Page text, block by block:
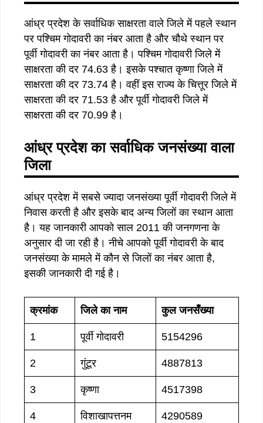
आंध्र प्रदेश के सर्वाधिक साक्षरता वाले जिले में पहले स्थान
पर पश्चिम गोदावरी का नंबर आता है और चौथे स्थान पर
पूर्वी गोदावरी का नंबर आता है। पश्चिम गोदावरी जिले में
साक्षरता की दर 74.63 है। इसके पश्चात कृष्णा जिले में
साक्षरता की दर 73.74 है। वहीं इस राज्य के चित्तूर जिले में
साक्षरता की दर 71.53 है और पूर्वी गोदावरी जिले में
साक्षरता की दर 70.99 है।
आंध्र प्रदेश का सर्वाधिक जनसंख्या वाला
जिला
आंध्र प्रदेश में सबसे ज्यादा जनसंख्या पूर्वी गोदावरी जिले में
निवास करती है और इसके बाद अन्य जिलों का स्थान आता
है। यह जानकारी आपको साल 2011 की जनगणना के
अनुसार दी जा रही है। नीचे आपको पूर्वी गोदावरी के बाद
जनसंख्या के मामले में कौन से जिलों का नंबर आता है,
इसकी जानकारी दी गई है।
क्रमांक जिले का नाम कुल जनसँख्या
1 पूर्वी गोदावरी 5154296
2 गुंटूर 4887813
3 कृष्णा 4517398
4 विशाखापत्तनम 4290589